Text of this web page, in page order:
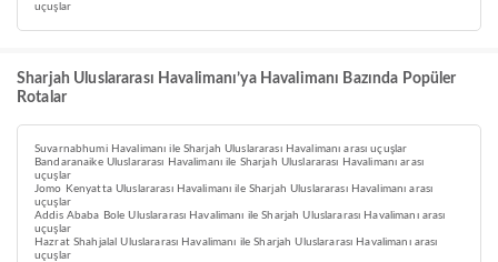
uçuşlar
Sharjah Uluslararası Havalimanı’ya Havalimanı Bazında Popüler
Rotalar
Suvarnabhumi Havalimanı ile Sharjah Uluslararası Havalimanı arası uçuşlar
Bandaranaike Uluslararası Havalimanı ile Sharjah Uluslararası Havalimanı arası
uçuşlar
Jomo Kenyatta Uluslararası Havalimanı ile Sharjah Uluslararası Havalimanı arası
uçuşlar
Addis Ababa Bole Uluslararası Havalimanı ile Sharjah Uluslararası Havalimanı arası
uçuşlar
Hazrat Shahjalal Uluslararası Havalimanı ile Sharjah Uluslararası Havalimanı arası
uçuşlar